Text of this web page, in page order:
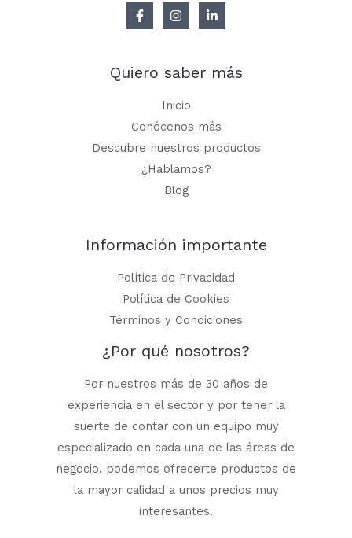
Quiero saber más
Inicio
Conócenos más
Descubre nuestros productos
¿Hablamos?
Blog
Información importante
Política de Privacidad
Política de Cookies
Términos y Condiciones
¿Por qué nosotros?
Por nuestros más de 30 años de
experiencia en el sector y por tener la
suerte de contar con un equipo muy
especializado en cada una de las áreas de
negocio, podemos ofrecerte productos de
la mayor calidad a unos precios muy
interesantes.